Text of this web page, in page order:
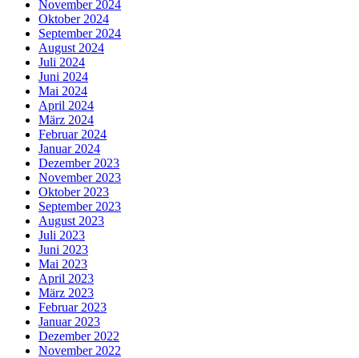
November 2024
Oktober 2024
September 2024
August 2024
Juli 2024
Juni 2024
Mai 2024
April 2024
März 2024
Februar 2024
Januar 2024
Dezember 2023
November 2023
Oktober 2023
September 2023
August 2023
Juli 2023
Juni 2023
Mai 2023
April 2023
März 2023
Februar 2023
Januar 2023
Dezember 2022
November 2022